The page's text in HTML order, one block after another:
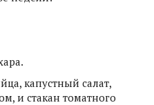
капустный салат,
и стакан томатного